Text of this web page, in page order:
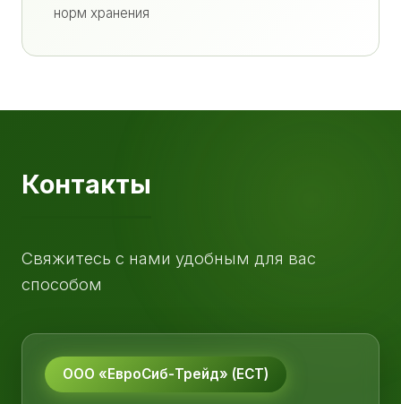
норм хранения
Контакты
Свяжитесь с нами удобным для вас
способом
ООО «ЕвроСиб-Трейд» (ЕСТ)